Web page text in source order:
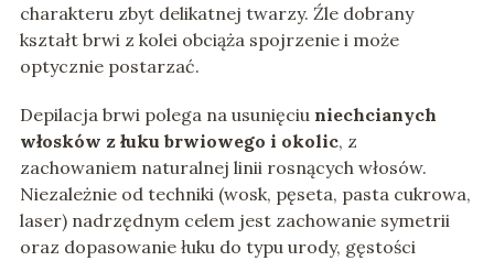
charakteru zbyt delikatnej twarzy. Źle dobrany
kształt brwi z kolei obciąża spojrzenie i może
optycznie postarzać.
Depilacja brwi polega na usunięciu niechcianych
włosków z łuku brwiowego i okolic, z
zachowaniem naturalnej linii rosnących włosów.
Niezależnie od techniki (wosk, pęseta, pasta cukrowa,
laser) nadrzędnym celem jest zachowanie symetrii
oraz dopasowanie łuku do typu urody, gęstości